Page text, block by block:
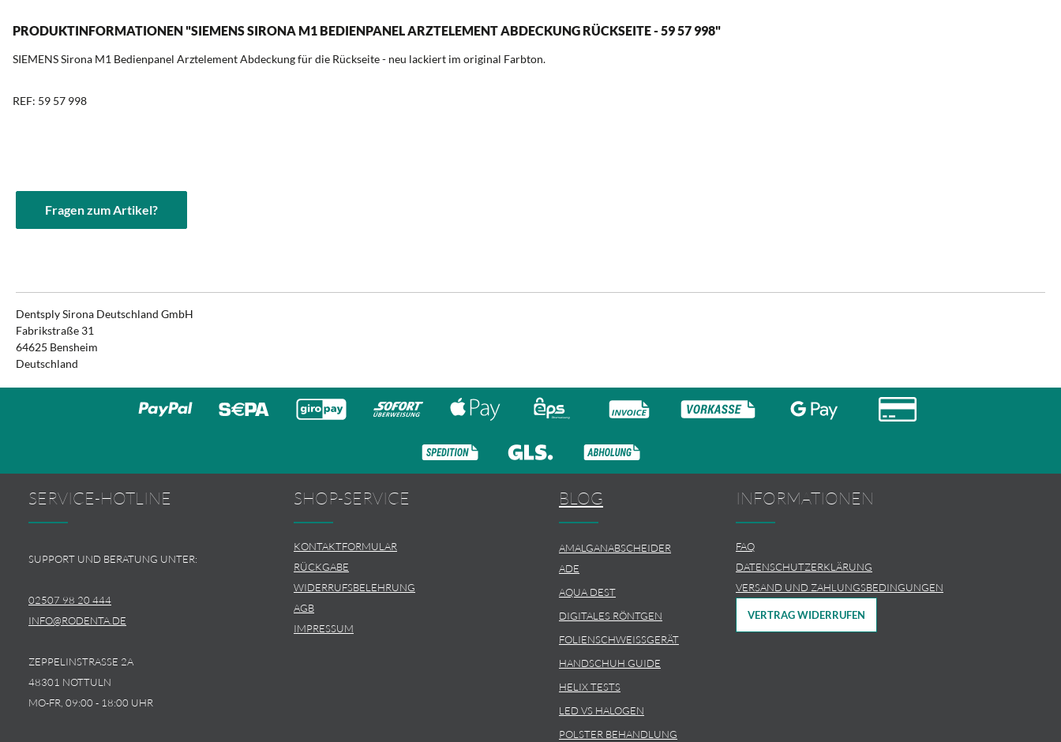
PRODUKTINFORMATIONEN "SIEMENS SIRONA M1 BEDIENPANEL ARZTELEMENT ABDECKUNG RÜCKSEITE - 59 57 998"
SIEMENS Sirona M1 Bedienpanel Arztelement Abdeckung für die Rückseite - neu lackiert im original Farbton.
REF: 59 57 998
Fragen zum Artikel?
Dentsply Sirona Deutschland GmbH
Fabrikstraße 31
64625 Bensheim
Deutschland
SERVICE-HOTLINE
SUPPORT UND BERATUNG UNTER:
02507 98 20 444
INFO@RODENTA.DE
ZEPPELINSTRASSE 2A
48301 NOTTULN
MO-FR, 09:00 - 18:00 UHR
SHOP-SERVICE
KONTAKTFORMULAR
RÜCKGABE
WIDERRUFSBELEHRUNG
AGB
IMPRESSUM
BLOG
AMALGANABSCHEIDER
ADE
AQUA DEST
DIGITALES RÖNTGEN
FOLIENSCHWEISSGERÄT
HANDSCHUH GUIDE
HELIX TESTS
LED VS HALOGEN
POLSTER BEHANDLUNG
INFORMATIONEN
FAQ
DATENSCHUTZERKLÄRUNG
VERSAND UND ZAHLUNGSBEDINGUNGEN
VERTRAG WIDERRUFEN